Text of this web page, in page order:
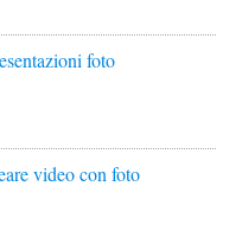
foto
video con foto